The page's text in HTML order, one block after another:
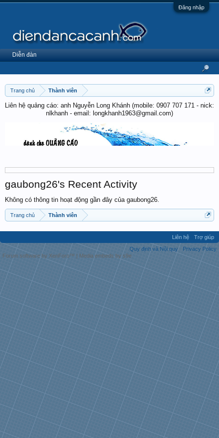
Đăng nhập
Trang chủ Thành viên
Liên hệ quảng cáo: anh Nguyễn Long Khánh (mobile: 0907 707 171 - nick:
nlkhanh - email: longkhanh1963@gmail.com)
gaubong26's Recent Activity
Không có thông tin hoạt động gần đây của gaubong26.
Trang chủ Thành viên
Diễn đàn
Liên hệ
Trợ giúp
Quy định và Nội quy
Privacy Policy
Forum software by XenForo™ | Media embeds by s9e